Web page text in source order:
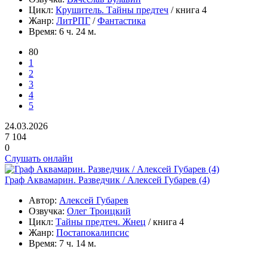
Цикл: Крушитель. Тайны предтеч / книга 4
Жанр: ЛитРПГ /Фантастика
Время: 6 ч. 24 м.
80
1
2
3
4
5
24.03.2026
7 104
0
Слушать онлайн
Граф Аквамарин. Разведчик / Алексей Губарев (4)
Автор: Алексей Губарев
Озвучка: Олег Троицкий
Цикл: Тайны предтеч. Жнец / книга 4
Жанр: Постапокалипсис
Время: 7 ч. 14 м.